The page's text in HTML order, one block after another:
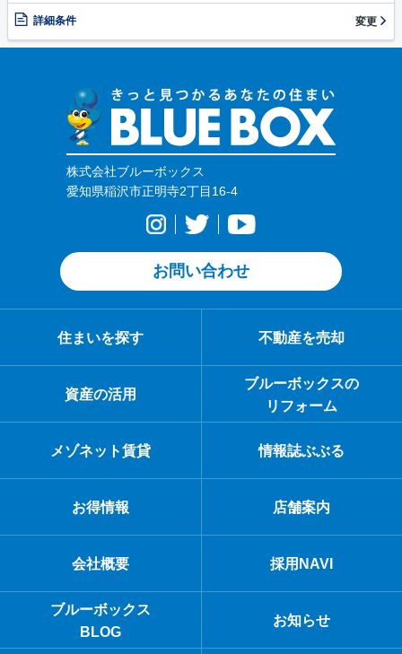
詳細条件 変更
株式会社ブルーボックス
愛知県稲沢市正明寺2丁目16-4
お問い合わせ
住まいを探す 不動産を売却
資産の活用
ブルーボックスの
リフォーム
メゾネット賃貸 情報誌ぶぶる
お得情報 店舗案内
会社概要 採用NAVI
ブルーボックス
BLOG
お知らせ